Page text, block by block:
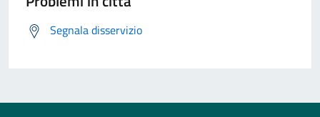
Segnala disservizio